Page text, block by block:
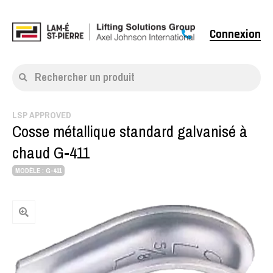
Rechercher un produit
Connexion
LSP APPROVED
Cosse métallique standard galvanisé à
chaud G-411
MODÈLE : G-411